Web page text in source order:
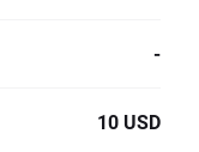
-
10 USD